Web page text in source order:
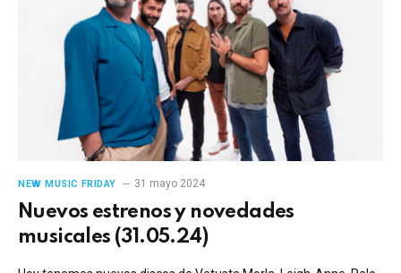
NEW MUSIC FRIDAY 31 mayo 2024
Nuevos estrenos y novedades
musicales (31.05.24)